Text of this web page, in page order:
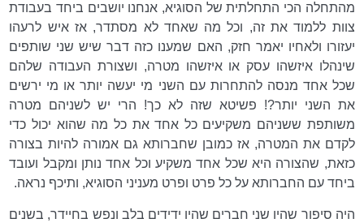
מהתחלה הכי התחלתית של הסוגיא, אנחנו יושבים ביחד בעבודת
צוות ללמוד את זה, וכל מה שאחד לא מסתדר, אז איש לרעהו
יעזורו ולאחיו יאמר חזק, האם שמענו כזה דבר שיש שני שותפים
שינהלו איזשהו עסק או איזשהו מטרה, ושצורת העבודה שלהם
שכל אחד מנסה להתחרות עם השני מי יעשה יותר או מי ירשים
את השני יותר?! פשיטא שזה לא כך! הרי יש לשניהם מטרה
משותפת ששניהם משקיעים כל אחד את כל מה שהוא יכול כדי
לקדם את המטרה, אז כמובן שחברותא גם אמורה להיות בצורה
כזאת, שהצורה היא שכל אחד משקיע וכל אחד נותן ומקבל ועובד
ביחד עם החברותא על כל פרט ופרט מעניני הסוגיא, ותיכף נראה.
היה סיפור שהיו שני חברים שהיו ידידים בלב ונפש בחיידר, בשנים